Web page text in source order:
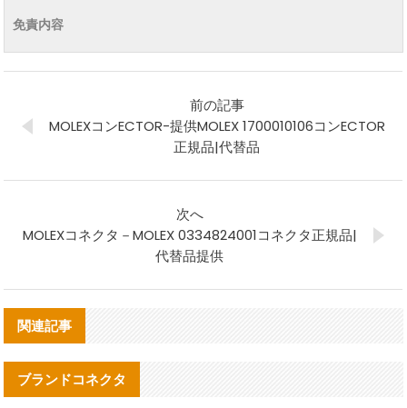
免責内容
前の記事
MOLEXコンECTOR-提供MOLEX 1700010106コンECTOR
正規品|代替品
次へ
MOLEXコネクタ－MOLEX 0334824001コネクタ正規品|
代替品提供
関連記事
ブランドコネクタ